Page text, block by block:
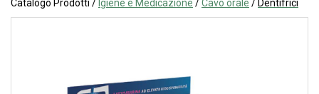
Catalogo Prodotti / Igiene e Medicazione /Cavo orale / Dentifrici